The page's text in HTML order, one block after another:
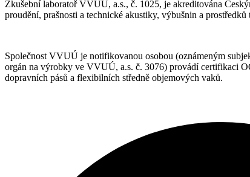
Zkušební laboratoř VVUÚ, a.s., č. 1025, je akreditována
proudění, prašnosti a technické akustiky, výbušnin a
Společnost VVUÚ je notifikovanou osobou (oznámeným
orgán na výrobky ve VVUÚ, a.s. č. 3076) provádí certifikaci
dopravních pásů a flexibilních středně objemových vaků.